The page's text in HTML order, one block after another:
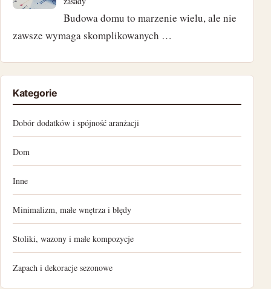
luty 2023
styczeń 2023
grudzień 2022
listopad 2022
październik 2022
wrzesień 2022
sierpień 2022
Budowa domu to marzenie wielu, ale nie
zawsze wymaga skomplikowanych …
Kategorie
Dobór dodatków i spójność aranżacji
Dom
Inne
Minimalizm, małe wnętrza i błędy
Stoliki, wazony i małe kompozycje
Zapach i dekoracje sezonowe